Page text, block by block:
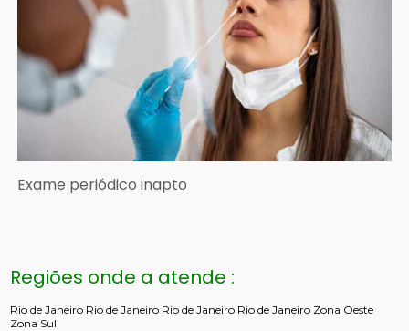
Exame periódico inapto
Regiões onde a atende :
Rio de Janeiro Rio de Janeiro Rio de Janeiro Rio de Janeiro Zona Oeste
Zona Sul